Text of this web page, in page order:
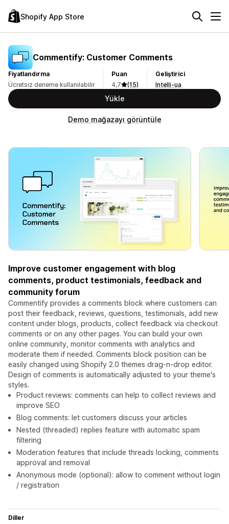
Shopify App Store
Commentify: Customer Comments
Fiyatlandırma
Ücretsiz deneme kullanılabilir
Puan
4,7
(15)
Geliştirici
Intelli-ua
Yükle
Demo mağazayı görüntüle
Improve customer engagement with blog
comments, product testimonials, feedback and
community forum
Commentify provides a comments block where customers can
post their feedback, reviews, questions, testimonials, add new
content under blogs, products, collect feedback via checkout
comments or on any other pages. You can build your own
online community, monitor comments with analytics and
moderate them if needed. Comments block position can be
easily changed using Shopify 2.0 themes drag-n-drop editor.
Design of comments is automatically adjusted to your theme's
styles.
Product reviews: comments can help to collect reviews and
improve SEO
Blog comments: let customers discuss your articles
Nested (threaded) replies feature with automatic spam
filtering
Moderation features that include threads locking, comments
approval and removal
Anonymous mode (optional): allow to comment without login
/ registration
Diller